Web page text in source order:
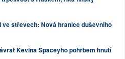
ve střevech: Nová hranice duševního
Kevina Spaceyho pohřbem hnutí